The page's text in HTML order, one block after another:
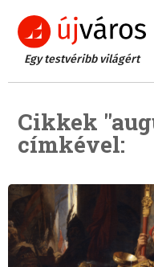
Egy testvéribb világért
Cikkek
címkével: